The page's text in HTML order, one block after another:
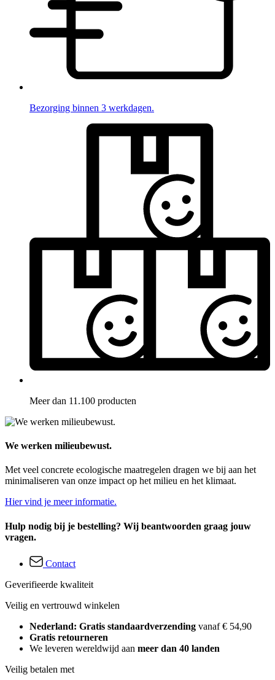
Bezorging binnen 3 werkdagen.
Meer dan 11.100 producten
We werken milieubewust.
Met veel concrete ecologische maatregelen dragen we bij aan het
minimaliseren van onze impact op het milieu en het klimaat.
Hier vind je meer informatie.
Hulp nodig bij je bestelling? Wij beantwoorden graag jouw
vragen.
Contact
Geverifieerde kwaliteit
Veilig en vertrouwd winkelen
Nederland: Gratis standaardverzending vanaf € 54,90
Gratis retourneren
We leveren wereldwijd aan meer dan 40 landen
Veilig betalen met